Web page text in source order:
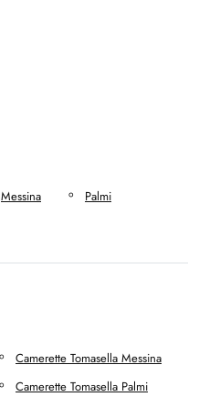
Messina
Palmi
Camerette Tomasella Messina
Camerette Tomasella Palmi